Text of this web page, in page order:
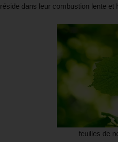
réside dans leur combustion lente et
feuilles de